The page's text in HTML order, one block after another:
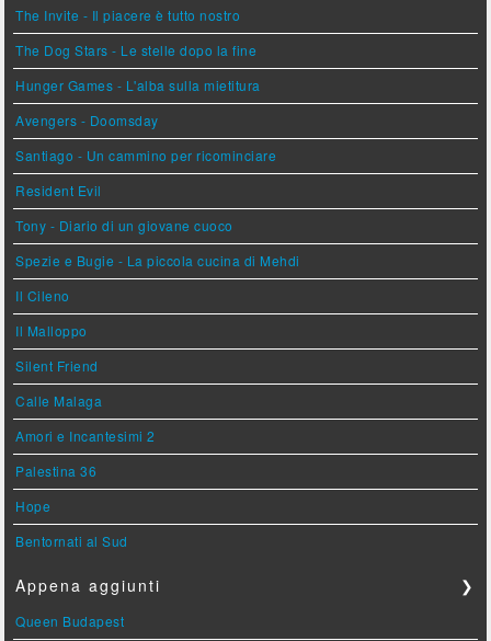
The Invite - Il piacere è tutto nostro
The Dog Stars - Le stelle dopo la fine
Hunger Games - L'alba sulla mietitura
Avengers - Doomsday
Santiago - Un cammino per ricominciare
Resident Evil
Tony - Diario di un giovane cuoco
Spezie e Bugie - La piccola cucina di Mehdi
Il Cileno
Il Malloppo
Silent Friend
Calle Malaga
Amori e Incantesimi 2
Palestina 36
Hope
Bentornati al Sud
Appena aggiunti ❯
Queen Budapest